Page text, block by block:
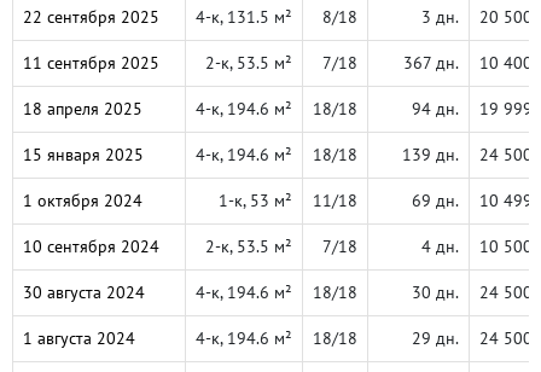
22 сентября 2025 4-к, 131.5 м² 8/18 3 дн. 20 500
11 сентября 2025 2-к, 53.5 м² 7/18 367 дн. 10 400
18 апреля 2025 4-к, 194.6 м² 18/18 94 дн. 19 999
15 января 2025 4-к, 194.6 м² 18/18 139 дн. 24 500
1 октября 2024 1-к, 53 м² 11/18 69 дн. 10 499
10 сентября 2024 2-к, 53.5 м² 7/18 4 дн. 10 500
30 августа 2024 4-к, 194.6 м² 18/18 30 дн. 24 500
1 августа 2024 4-к, 194.6 м² 18/18 29 дн. 24 500